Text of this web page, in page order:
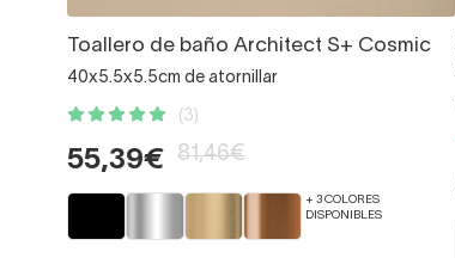
Toallero de baño Architect S+ Cosmic
40x5.5x5.5cm de atornillar
(3)
55,39€ 81,46€
+ 3 COLORES
DISPONIBLES